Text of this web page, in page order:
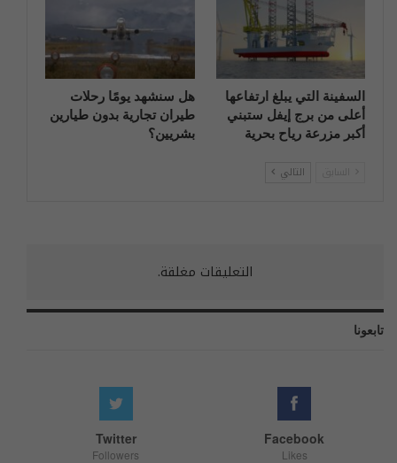
السفينة التي يبلغ ارتفاعها
أعلى من برج إيفل ستبني
أكبر مزرعة رياح بحرية
هل سنشهد يومًا رحلات
طيران تجارية بدون طيارين
بشريين؟
التالي
التعليقات مغلقة.
تابعونا
Facebook
Likes
Twitter
Followers